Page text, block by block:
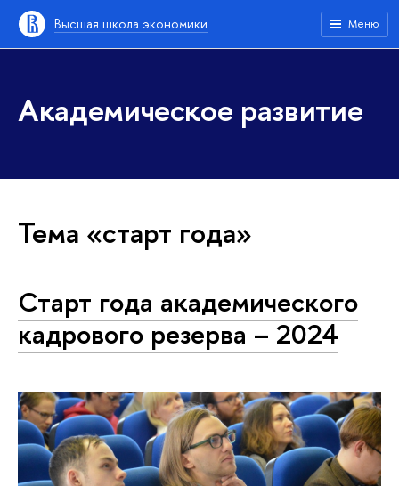
Высшая школа экономики Меню
Академическое развитие
Тема «старт года»
Старт года академического
кадрового резерва – 2024